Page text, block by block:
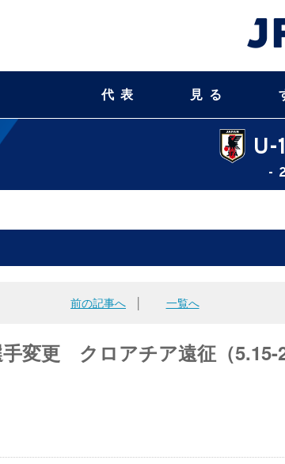
代表 見る
U-
-
前の記事へ 一覧へ
手変更 クロアチア遠征（5.15-